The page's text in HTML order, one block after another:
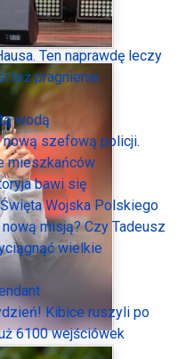
Ten naprawdę leczy
też pragnienie
wodą
nową szefową policji.
mieszkańców
bawi się
Wojska Polskiego
misją? Czy Tadeusz
wielkie
Kibice ruszyli po
6100 wejściówek